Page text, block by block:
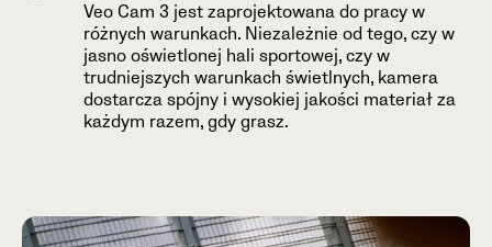
Veo Cam 3 jest zaprojektowana do pracy w
różnych warunkach. Niezależnie od tego, czy w
jasno oświetlonej hali sportowej, czy w
trudniejszych warunkach świetlnych, kamera
dostarcza spójny i wysokiej jakości materiał za
każdym razem, gdy grasz.